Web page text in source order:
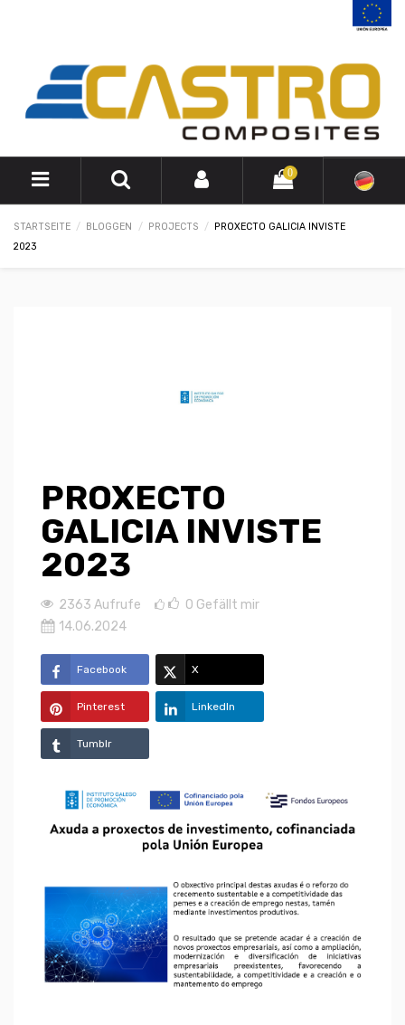
0
STARTSEITE BLOGGEN PROJECTS
PROXECTO GALICIA INVISTE
2023
PROXECTO
GALICIA INVISTE
2023
2363 Aufrufe 0 Gefällt mir
14.06.2024
Facebook X
Pinterest LinkedIn
Tumblr